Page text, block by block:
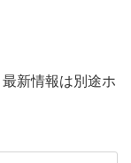
新情報は別途ホ